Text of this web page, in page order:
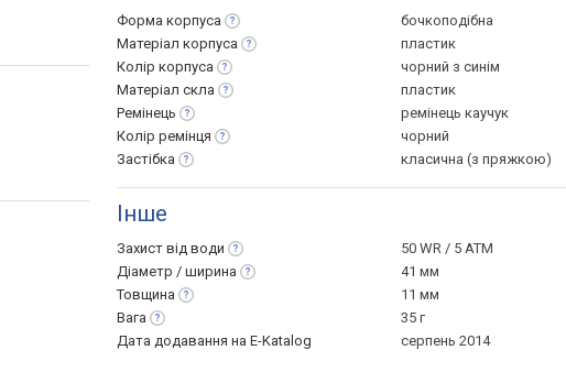
Форма корпуса
бочкоподібна
Матеріал корпуса
пластик
Колір корпуса
чорний з синім
Матеріал скла
пластик
Ремінець
ремінець каучук
Колір ремінця
чорний
Застібка
класична (з пряжкою)
Інше
Захист від води
50 WR / 5 ATM
Діаметр / ширина
41 мм
Товщина
11 мм
Вага
35 г
Дата додавання на E-Katalog
серпень 2014